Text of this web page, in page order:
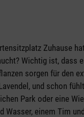
Zuhause
Wichtig ist, dass
sorgen für den
und schon
Park oder eine
Wasser, einem Tim